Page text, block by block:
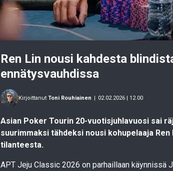
Ren Lin nousi kahdesta
ennätysvauhdissa
Kirjoittanut Toni Rouhiainen | 02.02.2026 | 12.00
Asian Poker Tourin 20-vuotisjuhlavuosi sai
suurimmaksi tähdeksi nousi kohupelaaja
tilanteesta.
APT Jeju Classic 2026 on parhaillaan käynnissä